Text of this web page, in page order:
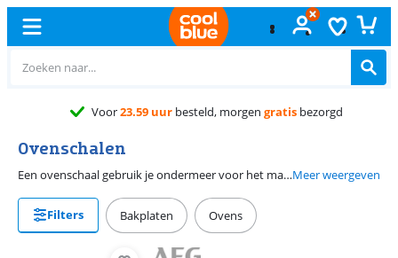
Voor23.59 uurbesteld, morgen gratisbezorgd
Ovenschalen
Een ovenschaal gebruik je ondermeer voor het maken van ovenschotels of het garen van vlees. Ovenschalen zijn er in verschillende vormen en maten. Zo is er een ovenschaal met deksel, om bijvoorbeeld gerechten mee te stomen. Ook zijn er kleine ovenschaaltjes voor de kleinere ovens. Bij het kiezen van de juiste schaal is het belangrijk om rekening te houden met het formaat van je oven.Meer weergeven
Filters Bakplaten Ovens